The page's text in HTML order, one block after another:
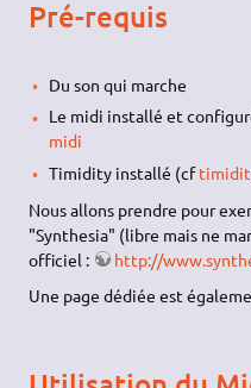
Pré-requis
Du son qui marche
Le midi installé et
midi
Timidity installé (cf
Nous allons prendre pour
"Synthesia" (libre mais ne
officiel :
http://
Une page dédiée est